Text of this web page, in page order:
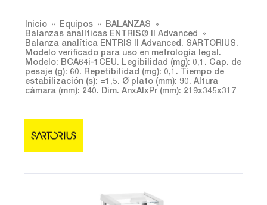
Inicio Equipos
BALANZAS
Balanzas analíticas ENTRIS® II Advanced
Balanza analítica ENTRIS II Advanced. SARTORIUS.
Modelo verificado para uso en metrología legal.
Modelo: BCA64i-1CEU. Legibilidad (mg): 0,1. Cap. de
pesaje (g): 60. Repetibilidad (mg): 0,1. Tiempo de
estabilización (s): =1,5. Ø plato (mm): 90. Altura
cámara (mm): 240. Dim. AnxAlxPr (mm): 219x345x317